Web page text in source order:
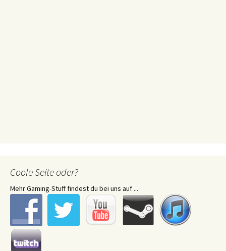
Coole Seite oder?
Mehr Gaming-Stuff findest du bei uns auf ...